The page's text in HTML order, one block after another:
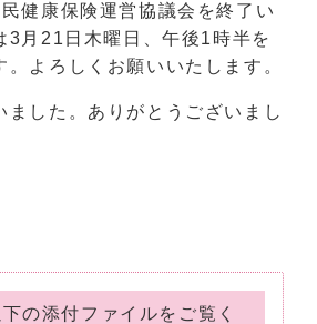
健康保険運営協議会を終了い
3月21日木曜日、午後1時半を
よろしくお願いいたします。
ました。ありがとうございまし
の添付ファイルをご覧く